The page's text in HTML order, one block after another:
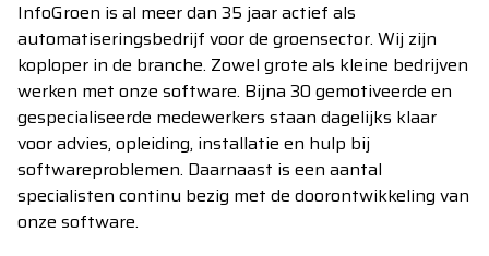
InfoGroen is al meer dan 35 jaar actief als
automatiseringsbedrijf voor de groensector. Wij zijn
koploper in de branche. Zowel grote als kleine bedrijven
werken met onze software. Bijna 30 gemotiveerde en
gespecialiseerde medewerkers staan dagelijks klaar
voor advies, opleiding, installatie en hulp bij
softwareproblemen. Daarnaast is een aantal
specialisten continu bezig met de doorontwikkeling van
onze software.